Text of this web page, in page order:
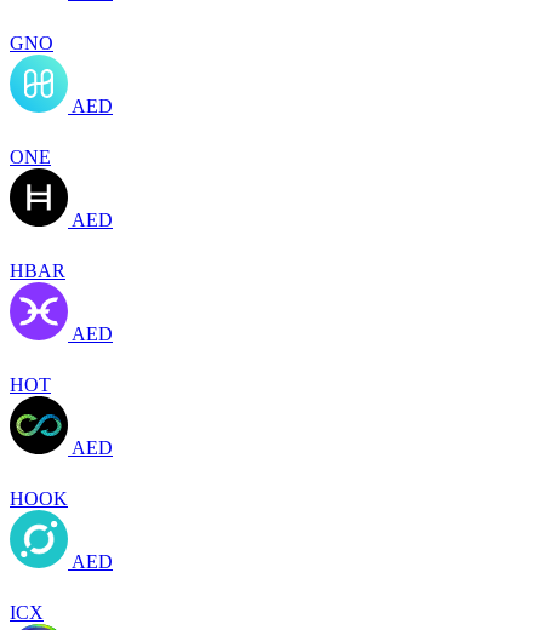
GNO
AED
ONE
AED
HBAR
AED
HOT
AED
HOOK
AED
ICX